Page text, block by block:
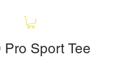
Sport Tee